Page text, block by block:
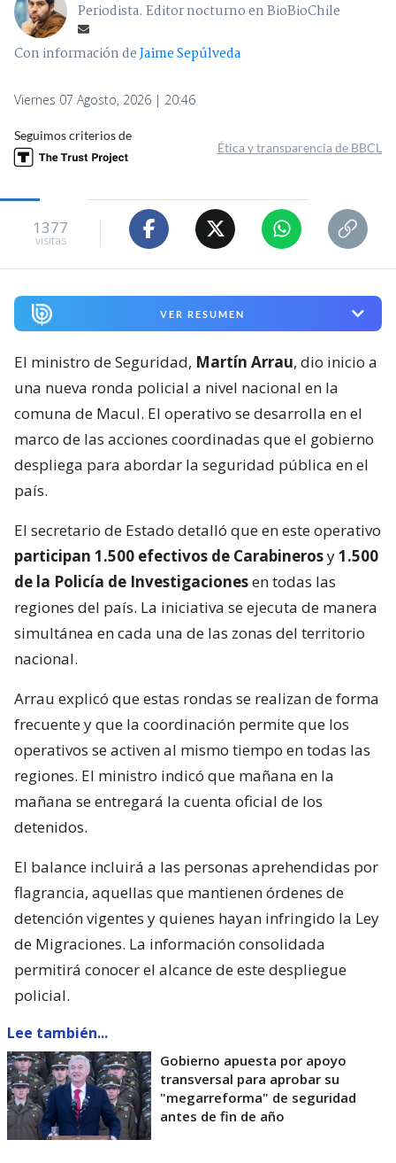
Periodista. Editor nocturno en BioBioChile
Con información deJaime Sepúlveda
Viernes 07 Agosto, 2026 | 20:46
Seguimos criterios de
Ética y transparencia de BBCL
1377
visitas
VER RESUMEN
El ministro de Seguridad, Martín Arrau, dio inicio a
una nueva ronda policial a nivel nacional en la
comuna de Macul. El operativo se desarrolla en el
marco de las acciones coordinadas que el gobierno
despliega para abordar la seguridad pública en el
país.
El secretario de Estado detalló que en este operativo
participan 1.500 efectivos de Carabinerosy1.500
de la Policía de Investigacionesen todas las
regiones del país. La iniciativa se ejecuta de manera
simultánea en cada una de las zonas del territorio
nacional.
Arrau explicó que estas rondas se realizan de forma
frecuente y que la coordinación permite que los
operativos se activen al mismo tiempo en todas las
regiones. El ministro indicó que mañana en la
mañana se entregará la cuenta oficial de los
detenidos.
El balance incluirá a las personas aprehendidas por
flagrancia, aquellas que mantienen órdenes de
detención vigentes y quienes hayan infringido la Ley
de Migraciones. La información consolidada
permitirá conocer el alcance de este despliegue
policial.
Lee también...
Gobierno apuesta por apoyo
transversal para aprobar su
"megarreforma" de seguridad
antes de fin de año